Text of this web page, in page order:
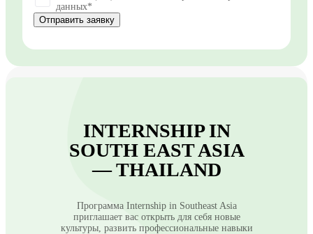
данных*
Отправить заявку
INTERNSHIP IN
SOUTH EAST ASIA
— THAILAND
Программа Internship in Southeast Asia
приглашает вас открыть для себя новые
культуры, развить профессиональные навыки